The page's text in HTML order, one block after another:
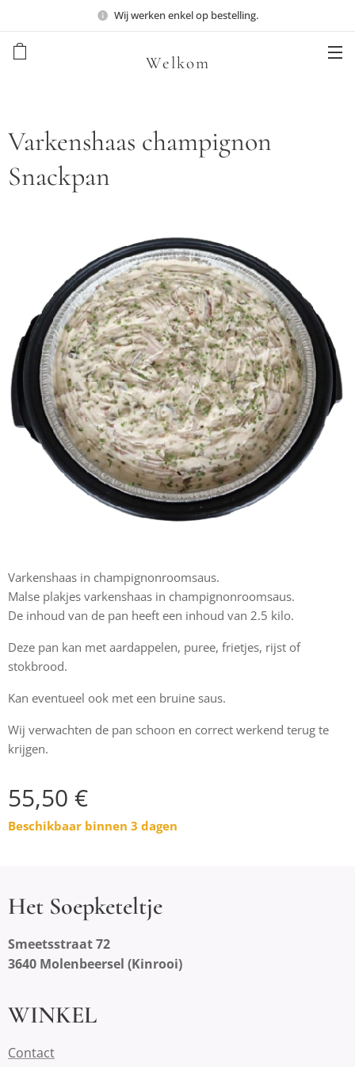
Wij werken enkel op bestelling.
Welkom
Varkenshaas champignon
Snackpan
Varkenshaas in champignonroomsaus.
Malse plakjes varkenshaas in champignonroomsaus.
De inhoud van de pan heeft een inhoud van 2.5 kilo.
Deze pan kan met aardappelen, puree, frietjes, rijst of
stokbrood.
Kan eventueel ook met een bruine saus.
Wij verwachten de pan schoon en correct werkend terug te
krijgen.
55,50 €
Beschikbaar binnen 3 dagen
Het Soepketeltje
Smeetsstraat 72
3640 Molenbeersel (Kinrooi)
WINKEL
Contact